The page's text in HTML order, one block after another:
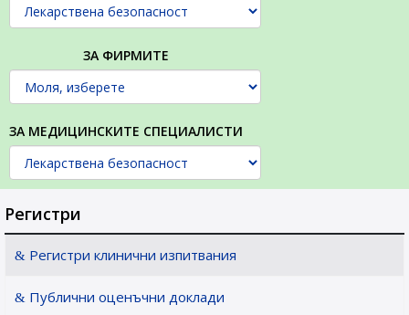
ЗА ФИРМИТЕ
ЗА МЕДИЦИНСКИТЕ СПЕЦИАЛИСТИ
Регистри
Регистри клинични изпитвания
Публични оценъчни доклади